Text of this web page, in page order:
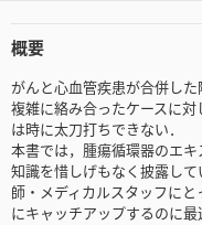
概要
がんと心血管疾患が合併し
複雑に絡み合ったケースに
は時に太刀打ちできない．
本書では，腫瘍循環器のエ
知識を惜しげもなく披露し
師・メディカルスタッフに
にキャッチアップするのに最